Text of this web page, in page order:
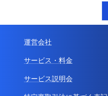
運営会社
サービス・料金
サービス説明会